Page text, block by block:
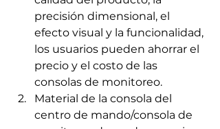
precisión dimensional, el
efecto visual y la funcionalidad,
los usuarios pueden ahorrar el
precio y el costo de las
consolas de monitoreo.
Material de la consola del
centro de mando/consola de